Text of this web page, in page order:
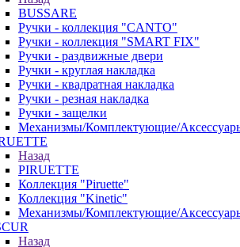
BUSSARE
Ручки - коллекция "CANTO"
Ручки - коллекция "SMART FIX"
Ручки - раздвижные двери
Ручки - круглая накладка
Ручки - квадратная накладка
Ручки - резная накладка
Ручки - защелки
Механизмы/Комплектующие/
Назад
PIRUETTE
Коллекция "Piruette"
Коллекция "Kinetic"
Механизмы/Комплектующие/
Назад